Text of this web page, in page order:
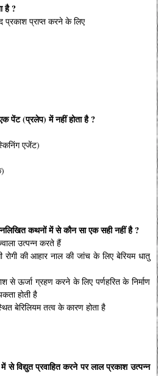
है ?
प्राप्त करने के लिए
पेंट (प्रलेप) में नहीं होता है ?
एजेंट)
कथनों में से कौन सा एक सही नहीं है ?
उत्पन्न करते हैं
रोगी की आहार नाल की जांच के लिए बेरियम धातु
ऊर्जा ग्रहण करने के लिए पर्णहरित के निर्माण
होती है
बेरिलियम तत्व के कारण होता है
विद्युत प्रवाहित करने पर लाल प्रकाश उत्पन्न